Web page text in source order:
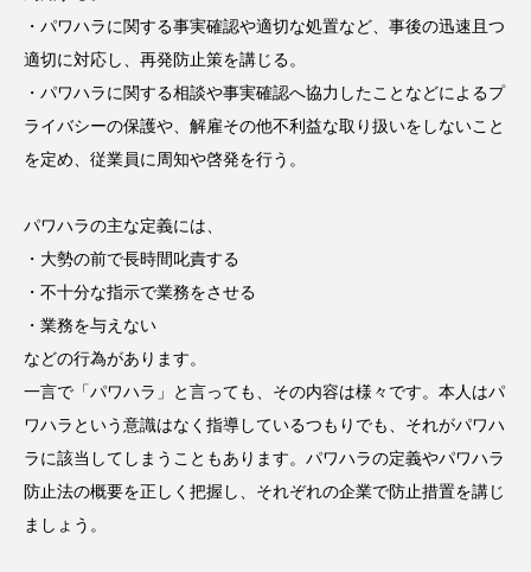
・パワハラに関する事実確認や適切な処置など、事後の迅速且つ
適切に対応し、再発防止策を講じる。
・パワハラに関する相談や事実確認へ協力したことなどによるプ
ライバシーの保護や、解雇その他不利益な取り扱いをしないこと
を定め、従業員に周知や啓発を行う。
パワハラの主な定義には、
・大勢の前で長時間叱責する
・不十分な指示で業務をさせる
・業務を与えない
などの行為があります。
一言で「パワハラ」と言っても、その内容は様々です。本人はパ
ワハラという意識はなく指導しているつもりでも、それがパワハ
ラに該当してしまうこともあります。パワハラの定義やパワハラ
防止法の概要を正しく把握し、それぞれの企業で防止措置を講じ
ましょう。